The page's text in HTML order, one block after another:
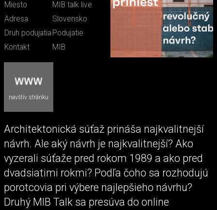
Miesto
MIB talk live
Adresa
Slovensko
Druh podujatia Podujatie
Kontakt
MIB
navštív stránku
Architektonická súťaž prináša najkvalitnejší
návrh. Ale aký návrh je najkvalitnejší? Ako
vyzerali súťaže pred rokom 1989 a ako pred
dvadsiatimi rokmi? Podľa čoho sa rozhodujú
porotcovia pri výbere najlepšieho návrhu?
Druhý MIB Talk sa presúva do online